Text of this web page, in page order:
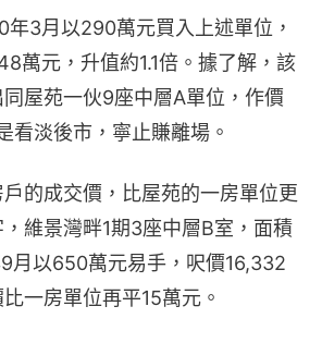
年3月以290萬元買入上述單位，
萬元，升值約1.1倍。據了解，該
屋苑一伙9座中層A單位，作價
看淡後市，寧止賺離場。
的成交價，比屋苑的一房單位更
維景灣畔1期3座中層B室，面積
月以650萬元易手，呎價16,332
一房單位再平15萬元。